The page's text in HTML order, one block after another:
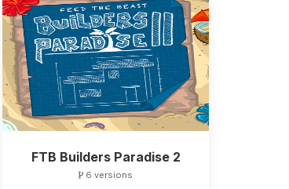
FTB Builders Paradise 2
6 versions